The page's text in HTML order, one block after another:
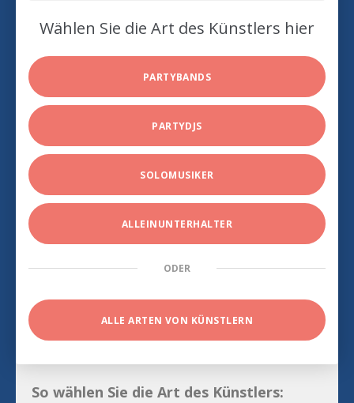
Wählen Sie die Art des Künstlers hier
PARTYBANDS
PARTYDJS
SOLOMUSIKER
ALLEINUNTERHALTER
ODER
ALLE ARTEN VON KÜNSTLERN
So wählen Sie die Art des Künstlers: